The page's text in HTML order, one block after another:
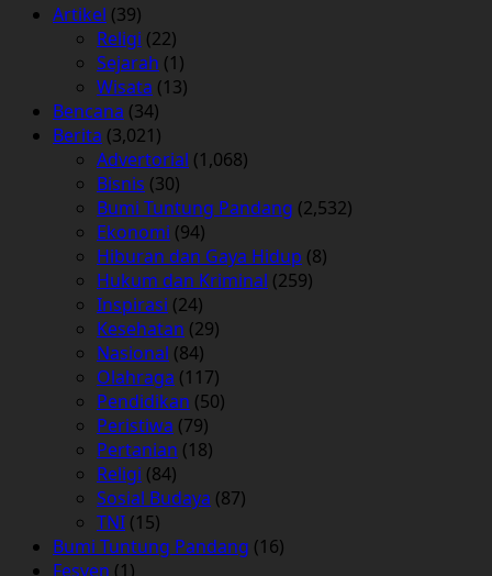
Artikel (39)
Religi (22)
Sejarah (1)
Wisata (13)
Bencana (34)
Berita (3,021)
Advertorial (1,068)
Bisnis (30)
Bumi Tuntung Pandang (2,532)
Ekonomi (94)
Hiburan dan Gaya Hidup (8)
Hukum dan Kriminal (259)
Inspirasi (24)
Kesehatan (29)
Nasional (84)
Olahraga (117)
Pendidikan (50)
Peristiwa (79)
Pertanian (18)
Religi (84)
Sosial Budaya (87)
TNI (15)
Bumi Tuntung Pandang (16)
Fesyen (1)